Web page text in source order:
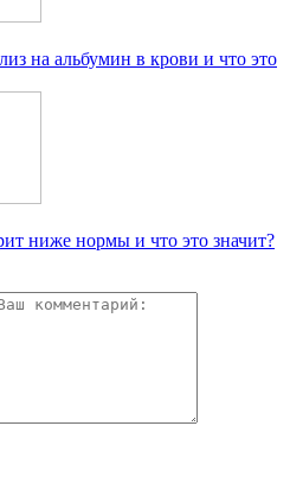
на альбумин в крови и что это
ниже нормы и что это значит?